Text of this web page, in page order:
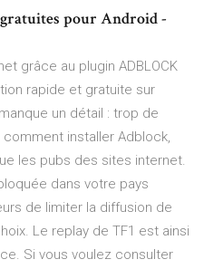
pour Android -
grâce au plugin ADBLOCK
rapide et gratuite sur
un détail : trop de
installer Adblock,
les pubs des sites internet.
dans votre pays
de limiter la diffusion de
Le replay de TF1 est ainsi
Si vous voulez consulter